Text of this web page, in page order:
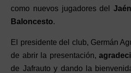
como nuevos jugadores del
Baloncesto.
El presidente del club, Germán
de abrir la presentación,
de Jafrauto y dando la